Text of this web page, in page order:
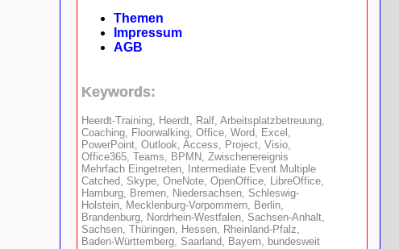
Themen
Impressum
AGB
Keywords:
Heerdt-Training, Heerdt, Ralf, Arbeitsplatzbetreuung,
Coaching, Floorwalking, Office, Word, Excel,
PowerPoint, Outlook, Access, Project, Visio,
Office365, Teams, BPMN, Zwischenereignis
Mehrfach Eingetreten, Intermediate Event Multiple
Catched, Skype, OneNote, OpenOffice, LibreOffice,
Hamburg, Bremen, Niedersachsen, Schleswig-
Holstein, Mecklenburg-Vorpommern, Berlin,
Brandenburg, Nordrhein-Westfalen, Sachsen-Anhalt,
Sachsen, Thüringen, Hessen, Rheinland-Pfalz,
Baden-Württemberg, Saarland, Bayern, bundesweit